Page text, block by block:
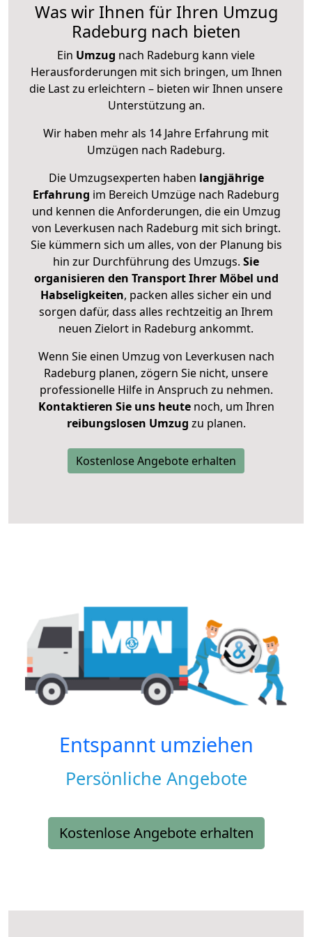
Was wir Ihnen für Ihren Umzug
Radeburg nach bieten
Ein Umzug nach Radeburg kann viele
Herausforderungen mit sich bringen, um Ihnen
die Last zu erleichtern – bieten wir Ihnen unsere
Unterstützung an.
Wir haben mehr als 14 Jahre Erfahrung mit
Umzügen nach Radeburg.
Die Umzugsexperten haben langjährige
Erfahrung im Bereich Umzüge nach Radeburg
und kennen die Anforderungen, die ein Umzug
von Leverkusen nach Radeburg mit sich bringt.
Sie kümmern sich um alles, von der Planung bis
hin zur Durchführung des Umzugs. Sie
organisieren den Transport Ihrer Möbel und
Habseligkeiten, packen alles sicher ein und
sorgen dafür, dass alles rechtzeitig an Ihrem
neuen Zielort in Radeburg ankommt.
Wenn Sie einen Umzug von Leverkusen nach
Radeburg planen, zögern Sie nicht, unsere
professionelle Hilfe in Anspruch zu nehmen.
Kontaktieren Sie uns heutenoch, um Ihren
reibungslosen Umzug zu planen.
Kostenlose Angebote erhalten
Entspannt umziehen
Persönliche Angebote
Kostenlose Angebote erhalten